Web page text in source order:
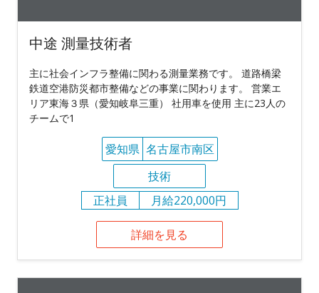
中途 測量技術者
主に社会インフラ整備に関わる測量業務です。 道路橋梁
鉄道空港防災都市整備などの事業に関わります。 営業エ
リア東海３県（愛知岐阜三重） 社用車を使用 主に23人の
チームで1
愛知県 名古屋市南区
技術
正社員
月給220,000円
詳細を見る